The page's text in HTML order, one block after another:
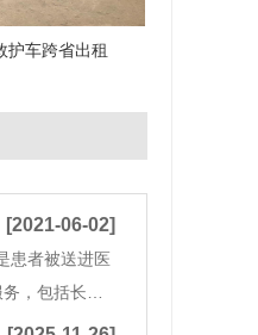
护车跨省出租
[2021-06-02]
患者被送进医
，包括长、
、搬运的医